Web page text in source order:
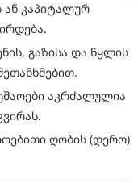
ან კაპიტალურ
გაზისა და წყლის
აკრძალულია
ღობის (დერო)